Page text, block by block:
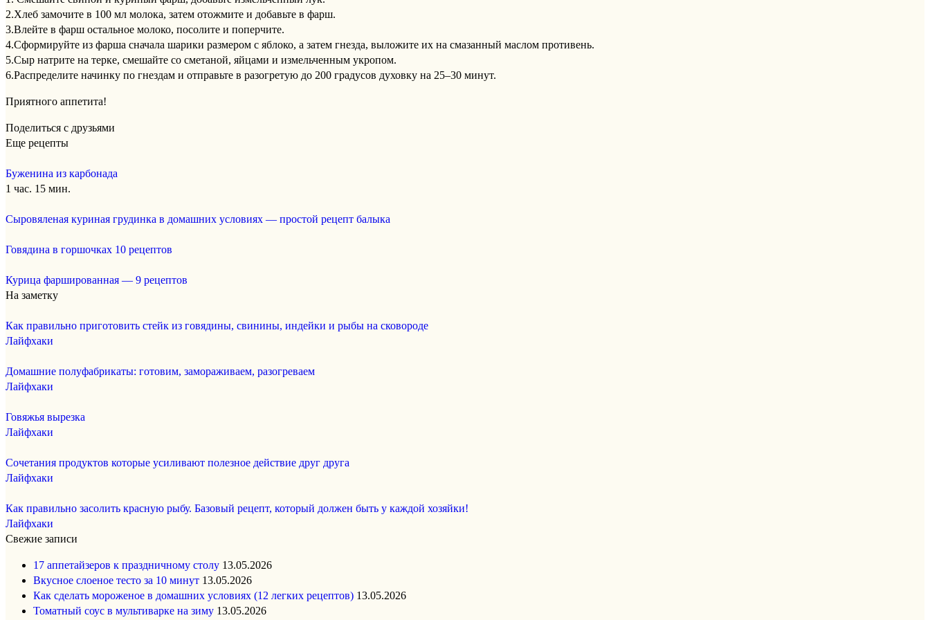
2.Хлеб замочите в 100 мл молока, затем отожмите и добавьте в фарш.
3.Влейте в фарш остальное молоко, посолите и поперчите.
4.Сформируйте из фарша сначала шарики размером с яблоко, а затем гнезда, выложите их на смазанный маслом противень.
5.Сыр натрите на терке, смешайте со сметаной, яйцами и измельченным укропом.
6.Распределите начинку по гнездам и отправьте в разогретую до 200 градусов духовку на 25–30 минут.
Приятного аппетита!
Поделиться с друзьями
Еще рецепты
Буженина из карбонада
1 час. 15 мин.
Сыровяленая куриная грудинка в домашних условиях — простой рецепт балыка
Говядина в горшочках 10 рецептов
Курица фаршированная — 9 рецептов
На заметку
Как правильно приготовить стейк из говядины, свинины, индейки и рыбы на сковороде
Лайфхаки
Домашние полуфабрикаты: готовим, замораживаем, разогреваем
Лайфхаки
Говяжья вырезка
Лайфхаки
Сочетания продуктов которые усиливают полезное действие друг друга
Лайфхаки
Как правильно засолить красную рыбу. Базовый рецепт, который должен быть у каждой хозяйки!
Лайфхаки
Свежие записи
17 аппетайзеров к праздничному столу 13.05.2026
Вкусное слоеное тесто за 10 минут 13.05.2026
Как сделать мороженое в домашних условиях (12 легких рецептов) 13.05.2026
Томатный соус в мультиварке на зиму 13.05.2026